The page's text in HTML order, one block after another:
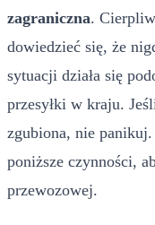
zagraniczna.
dowiedzieć się, że
sytuacji działa się
przesyłki w kraju.
zgubiona, nie
poniższe czynności,
przewozowej.